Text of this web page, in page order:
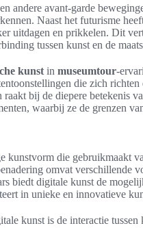
andere avant-garde
Naast het futurisme
uitdagen en prikkelen. Dit
tussen kunst en de
kunst in museumtour-
die zich
bij de diepere betekenis
waarbij ze de grenzen
kunstvorm die gebruikmaakt
omvat verschillende
biedt digitale kunst de
in unieke en innovatieve
kunst is de interactie